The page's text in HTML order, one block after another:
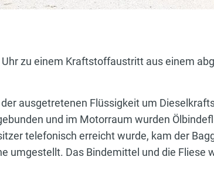
zu einem Kraftstoffaustritt aus einem
ausgetretenen Flüssigkeit um
und im Motorraum wurden
telefonisch erreicht wurde, kam der
umgestellt. Das Bindemittel und die Fliese